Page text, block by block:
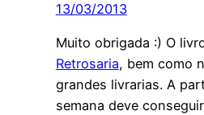
13/03/2013
Muito obrigada :) O
Retrosaria, bem como
grandes livrarias. A
semana deve